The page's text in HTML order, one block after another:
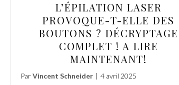
L’ÉPILATION LASER
PROVOQUE-T-ELLE DES
BOUTONS ? DÉCRYPTAGE
COMPLET ! A LIRE
MAINTENANT!
ParVincent Schneider | 4 avril 2025